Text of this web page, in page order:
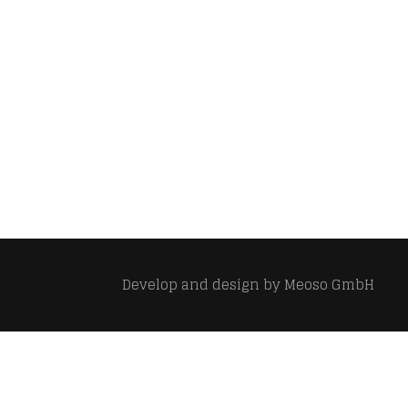
Develop and design byMeoso GmbH